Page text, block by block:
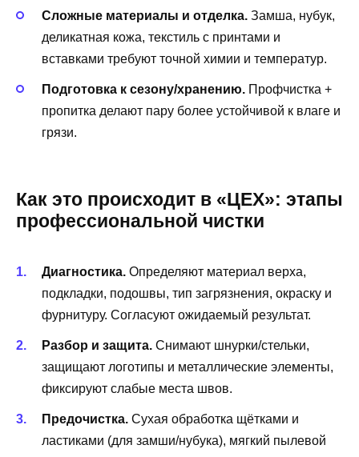
Сложные материалы и отделка. Замша, нубук,
деликатная кожа, текстиль с принтами и
вставками требуют точной химии и температур.
Подготовка к сезону/хранению. Профчистка +
пропитка делают пару более устойчивой к влаге и
грязи.
Как это происходит в «ЦЕХ»: этапы
профессиональной чистки
Диагностика. Определяют материал верха,
подкладки, подошвы, тип загрязнения, окраску и
фурнитуру. Согласуют ожидаемый результат.
Разбор и защита. Снимают шнурки/стельки,
защищают логотипы и металлические элементы,
фиксируют слабые места швов.
Предочистка. Сухая обработка щётками и
ластиками (для замши/нубука), мягкий пылевой